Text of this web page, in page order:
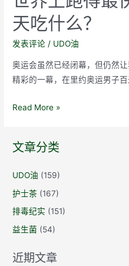
天吃什么？
发表评论 / UDO油
奥运会虽然已经闭幕，但仍然
精彩的一幕，在里约奥运男子
世
跑
最
快
的
人，
们
Read More »
文章分类
UDO油 (159)
护士茶 (167)
排毒纪实 (151)
益生菌 (54)
近期文章